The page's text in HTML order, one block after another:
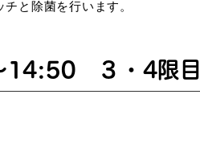
と除菌を行います。
14:50 ３・4限目